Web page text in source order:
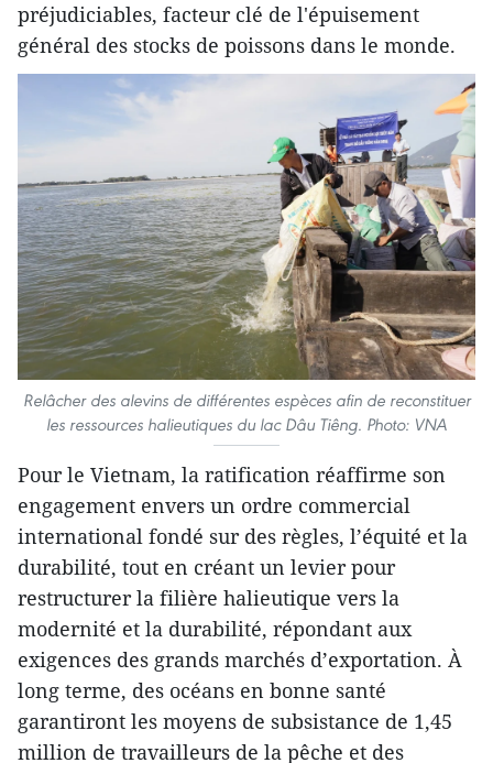
préjudiciables, facteur clé de l'épuisement
général des stocks de poissons dans le monde.
Relâcher des alevins de différentes espèces afin de reconstituer
les ressources halieutiques du lac Dâu Tiêng. Photo: VNA
Pour le Vietnam, la ratification réaffirme son
engagement envers un ordre commercial
international fondé sur des règles, l’équité et la
durabilité, tout en créant un levier pour
restructurer la filière halieutique vers la
modernité et la durabilité, répondant aux
exigences des grands marchés d’exportation. À
long terme, des océans en bonne santé
garantiront les moyens de subsistance de 1,45
million de travailleurs de la pêche et des